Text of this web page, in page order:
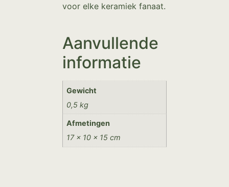
voor elke keramiek fanaat.
Aanvullende
informatie
Gewicht
0,5 kg
Afmetingen
17 × 10 × 15 cm